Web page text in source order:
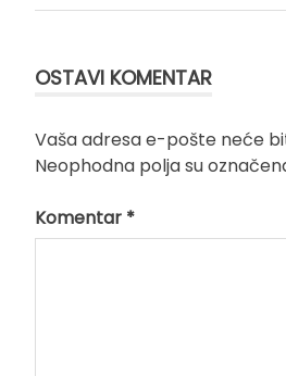
OSTAVI KOMENTAR
Vaša adresa e-pošte neće
Neophodna polja su
Komentar *